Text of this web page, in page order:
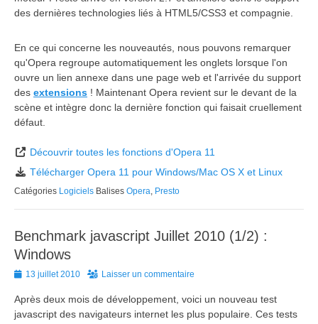
des dernières technologies liés à HTML5/CSS3 et compagnie.
En ce qui concerne les nouveautés, nous pouvons remarquer
qu'Opera regroupe automatiquement les onglets lorsque l'on
ouvre un lien annexe dans une page web et l'arrivée du support
des extensions ! Maintenant Opera revient sur le devant de la
scène et intègre donc la dernière fonction qui faisait cruellement
défaut.
Découvrir toutes les fonctions d'Opera 11
Télécharger Opera 11 pour Windows/Mac OS X et Linux
Catégories Logiciels Balises Opera, Presto
Benchmark javascript Juillet 2010 (1/2) :
Windows
Posted13 juillet 2010 Laisser un commentaire
Après deux mois de développement, voici un nouveau test
javascript des navigateurs internet les plus populaire. Ces tests